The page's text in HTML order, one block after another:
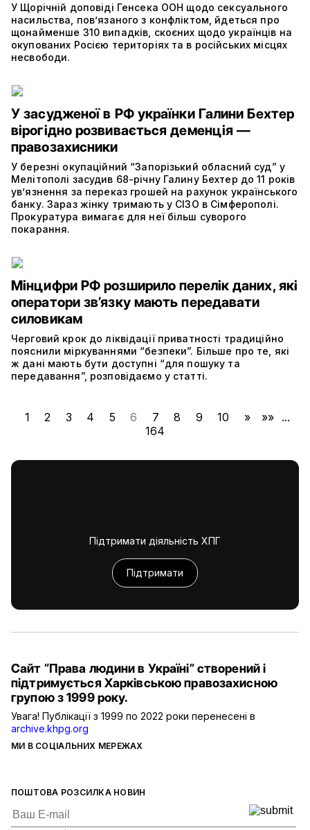
У Щорічній доповіді Генсека ООН щодо сексуального
насильства, пов’язаного з конфліктом, йдеться про
щонайменше 310 випадків, скоєних щодо українців на
окупованих Росією територіях та в російських місцях
несвободи.
У засудженої в РФ українки Галини Бехтер
вірогідно розвивається деменція —
правозахисники
У березні окупаційний “Запорізький обласний суд” у
Мелітополі засудив 68-річну Галину Бехтер до 11 років
ув’язнення за переказ грошей на рахунок українського
банку. Зараз жінку тримають у СІЗО в Сімферополі.
Прокуратура вимагає для неї більш суворого
покарання.
Мінцифри РФ розширило перелік даних, які
оператори зв’язку мають передавати
силовикам
Черговий крок до ліквідації приватності традиційно
пояснили міркуваннями “безпеки”. Більше про те, які
ж дані мають бути доступні “для пошуку та
передавання”, розповідаємо у статті.
1 2 3 4 5 6 7 8 9 10 » »» ...
164
Підтримати діяльність ХПГ
Підтримати
ПОШТОВА РОЗСИЛКА НОВИН
МИ В СОЦІАЛЬНИХ МЕРЕЖАХ
Сайт “Права людини в Україні” створений і
підтримується Харківською правозахисною
групою з 1999 року.
Увага! Публікації з 1999 по 2022 роки перенесені в
archive.khpg.org